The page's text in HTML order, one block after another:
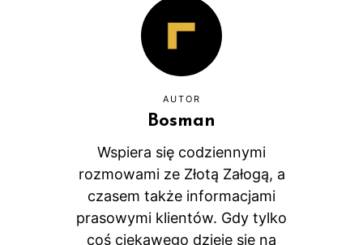
AUTOR
Bosman
Wspiera się codziennymi
rozmowami ze Złotą Załogą, a
czasem także informacjami
prasowymi klientów. Gdy tylko
coś ciekawego dzieje się na